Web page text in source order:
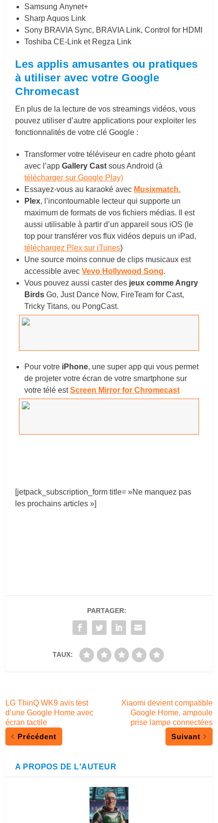
Samsung Anynet+
Sharp Aquos Link
Sony BRAVIA Sync, BRAVIA Link, Control for HDMI
Toshiba CE-Link et Regza Link
Les applis amusantes ou pratiques
à utiliser avec votre Google
Chromecast
En plus de la lecture de vos streamings vidéos, vous
pouvez utiliser d’autre applications pour exploiter les
fonctionnalités de votre clé Google :
Transformer votre téléviseur en cadre photo géant
avec l’appGallery Cast sous Android (à
télécharger sur Google Play)
Essayez-vous au karaoké avec Musixmatch.
Plex, l’incontournable lecteur qui supporte un
maximum de formats de vos fichiers médias. Il est
aussi utilisable à partir d’un appareil sous iOS (le
top pour transférer vos flux vidéos depuis un iPad,
téléchargez Plex sur iTunes)
Une source moins connue de clips musicaux est
accessible avecVevo Hollywood Song.
Vous pouvez aussi caster des jeux comme Angry
Birds Go, Just Dance Now, FireTeam for Cast,
Tricky Titans, ou PongCast.
Pour votre iPhone, une super app qui vous permet
de projeter votre écran de votre smartphone sur
votre télé estScreen Mirror for Chromecast
[jetpack_subscription_form title= »Ne manquez pas
les prochains articles »]
PARTAGER:
TAUX:
LG ThinQ WK9 avis test
d’une Google Home avec
écran tactile
Précédent
Xiaomi devient compatible
Google Home, ampoule
prise lampe connectées
Suivant
A PROPOS DE L'AUTEUR